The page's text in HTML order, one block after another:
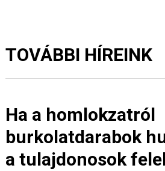
TOVÁBBI HÍREINK
Ha a homlokzatról
burkolatdarabok
a tulajdonosok